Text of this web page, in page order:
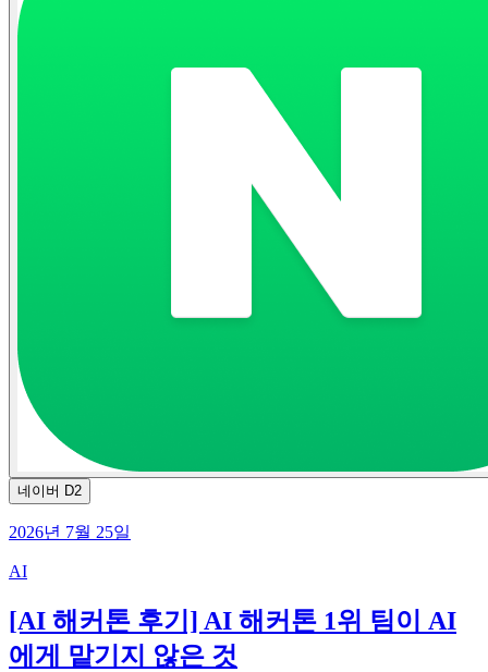
네이버 D2
2026년 7월 25일
AI
[AI 해커톤 후기] AI 해커톤 1위 팀이 AI
에게 맡기지 않은 것